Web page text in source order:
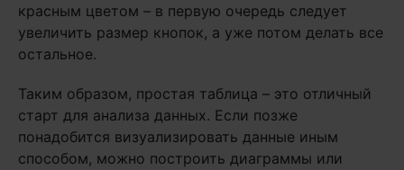
красным цветом – в первую очередь следует
увеличить размер кнопок, а уже потом делать все
остальное.
Таким образом, простая таблица – это отличный
старт для анализа данных. Если позже
понадобится визуализировать данные иным
способом, можно построить диаграммы или